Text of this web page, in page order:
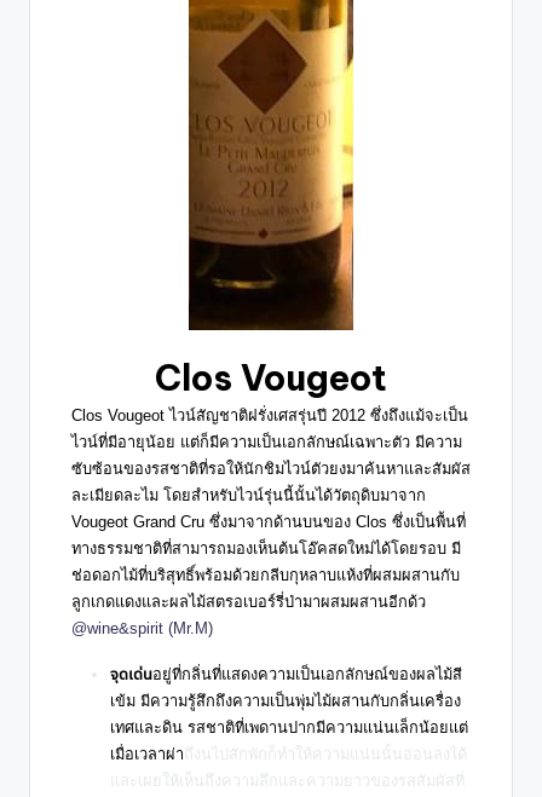
Clos Vougeot
Clos Vougeotไวน์สัญชาติฝรั่งเศสรุ่นปี 2012 ซึ่งถึงแม้จะเป็น
ไวน์ที่มีอายุน้อย แต่ก็มีความเป็นเอกลักษณ์เฉพาะตัว มีความ
ซับซ้อนของรสชาติที่รอให้นักชิมไวน์ตัวยงมาค้นหาและสัมผัส
ละเมียดละไม โดยสำหรับไวน์รุ่นนี้นั้นได้วัตถุดิบมาจาก
Vougeot Grand Cru ซึ่งมาจากด้านบนของ Clos ซึ่งเป็นพื้นที่
ทางธรรมชาติที่สามารถมองเห็นต้นโอ๊คสดใหม่ได้โดยรอบ มี
ช่อดอกไม้ที่บริสุทธิ์พร้อมด้วยกลีบกุหลาบแห้งที่ผสมผสานกับ
ลูกเกดแดงและผลไม้สตรอเบอร์รี่ป่ามาผสมผสานอีกด้ว
@wine&spirit (Mr.M)
จุดเด่นอยู่ที่กลิ่นที่แสดงความเป็นเอกลักษณ์ของผลไม้สี
เข้ม มีความรู้สึกถึงความเป็นพุ่มไม้ผสานกับกลิ่นเครื่อง
เทศและดิน รสชาติที่เพดานปากมีความแน่นเล็กน้อยแต่
เมื่อเวลาผ่า ถึงนไปสักพักก็ทำให้ความแน่นนั้นอ่อนลงได้
และเผยให้เห็นถึงความลึกและความยาวของรสสัมผัสที่